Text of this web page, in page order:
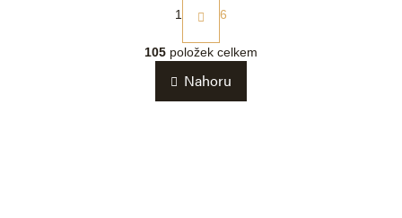
v
l
á
d
t
á
n
k
1 6
105 položek celkem
Nahoru